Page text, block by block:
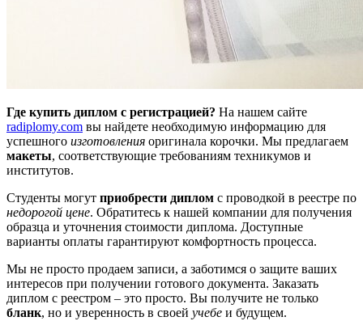
Где купить диплом с регистрацией? На нашем сайте
radiplomy.com вы найдете необходимую информацию для
успешного изготовления оригинала корочки. Мы предлагаем
макеты, соответствующие требованиям техникумов и
институтов.
Студенты могут приобрести диплом с проводкой в реестре по
недорогой цене. Обратитесь к нашей компании для получения
образца и уточнения стоимости диплома. Доступные
варианты оплаты гарантируют комфортность процесса.
Мы не просто продаем записи, а заботимся о защите ваших
интересов при получении готового документа. Заказать
диплом с реестром – это просто. Вы получите не только
бланк, но и уверенность в своей учебе и будущем.